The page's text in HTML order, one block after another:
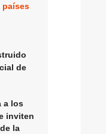
países
de
a los
inviten
la